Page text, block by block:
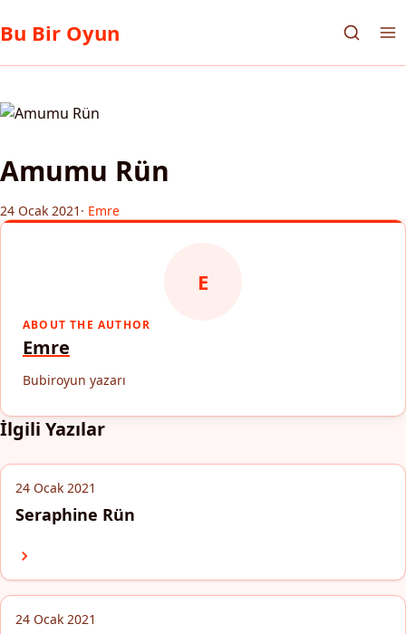
Bu Bir Oyun
Amumu Rün
24 Ocak 2021 · Emre
E
ABOUT THE AUTHOR
Emre
Bubiroyun yazarı
İlgili Yazılar
24 Ocak 2021
Seraphine Rün
24 Ocak 2021